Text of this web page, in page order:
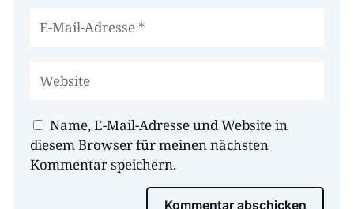
Name, E-Mail-Adresse und Website in
diesem Browser für meinen nächsten
Kommentar speichern.
Kommentar abschicken